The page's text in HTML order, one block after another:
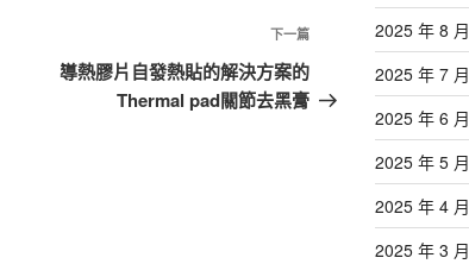
下
一
篇
下一篇
導熱膠片自發熱貼的解決方案的
Thermal pad關節去黑膏
2025 年 8 月
2025 年 7 月
2025 年 6 月
2025 年 5 月
2025 年 4 月
2025 年 3 月